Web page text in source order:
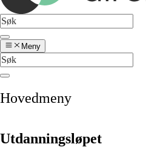
Meny
Hovedmeny
Utdanningsløpet